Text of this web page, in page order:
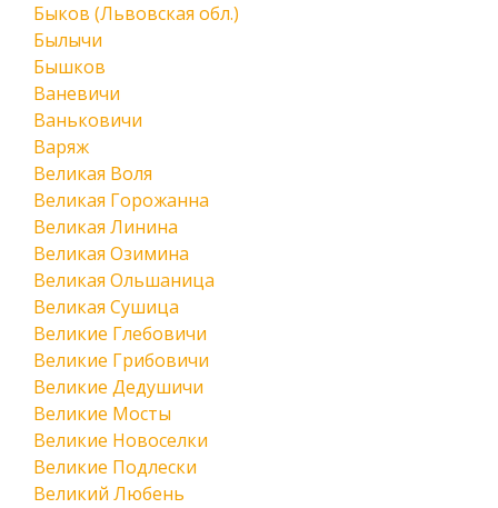
Быков (Львовская обл.)
Былычи
Бышков
Ваневичи
Ваньковичи
Варяж
Великая Воля
Великая Горожанна
Великая Линина
Великая Озимина
Великая Ольшаница
Великая Сушица
Великие Глебовичи
Великие Грибовичи
Великие Дедушичи
Великие Мосты
Великие Новоселки
Великие Подлески
Великий Любень